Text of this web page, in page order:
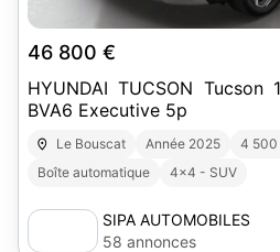
46 800 €
HYUNDAI TUCSON
BVA6 Executive 5p
Le Bouscat Année 2025 4 500
Boîte automatique
4x4 - SUV
SIPA AUTOMOBILES
58 annonces